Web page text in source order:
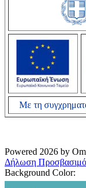
Με τη
Powered 2026 by
Δήλωση
Background Color: